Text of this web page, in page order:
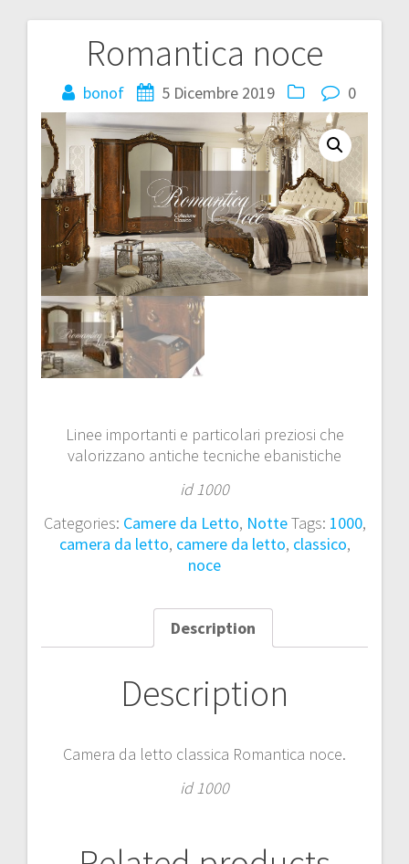
Romantica noce
bonof 5 Dicembre 2019 0
Linee importanti e particolari preziosi che
valorizzano antiche tecniche ebanistiche
id 1000
Categories: Camere da Letto, NotteTags: 1000,
camera da letto, camere da letto, classico,
noce
Description
Description
Camera da letto classica Romantica noce.
id 1000
Navigazione
articoli